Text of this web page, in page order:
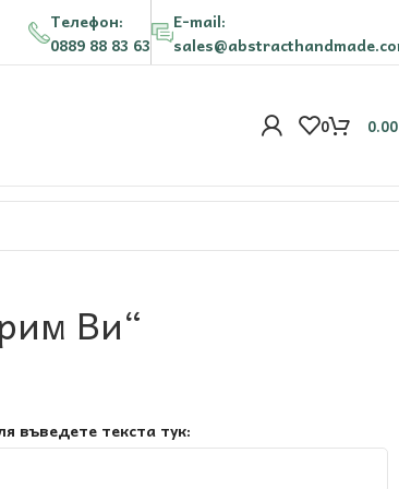
Телефон:
0889 88 83 63
E-mail:
0
Ви“
въведете текста тук: